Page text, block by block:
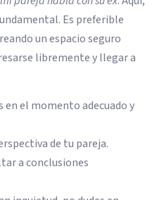
Es preferible
un espacio seguro
libremente y llegar a
en el momento adecuado y
de tu pareja.
a conclusiones